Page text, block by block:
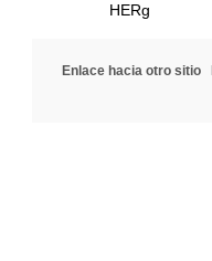
HERg
Enlace hacia otro sitio